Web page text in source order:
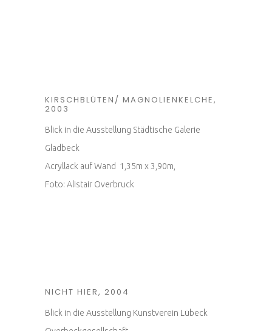
KIRSCHBLÜTEN/ MAGNOLIENKELCHE,
2003
Blick in die Ausstellung Städtische Galerie
Gladbeck
Acryllack auf Wand 1,35m x 3,90m,
Foto: Alistair Overbruck
NICHT HIER, 2004
Blick in die Ausstellung Kunstverein Lübeck